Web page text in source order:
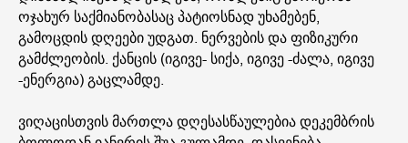
ოჯახურ საქმიანობასაც პატიოსნად უხამებენ,
გამოცდის დღეები უდგათ. ნერვების და ფიზიკური
გამძლეობის. ქანცის (იგივე- სიქა, იგივე -ძალა, იგივე
-ენერგია) გაცლამდე.
ვიღაცისთვის მართლა დღესასწაულებია დეკემბრის